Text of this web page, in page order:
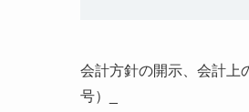
会計方針の開示、会計上
号）_